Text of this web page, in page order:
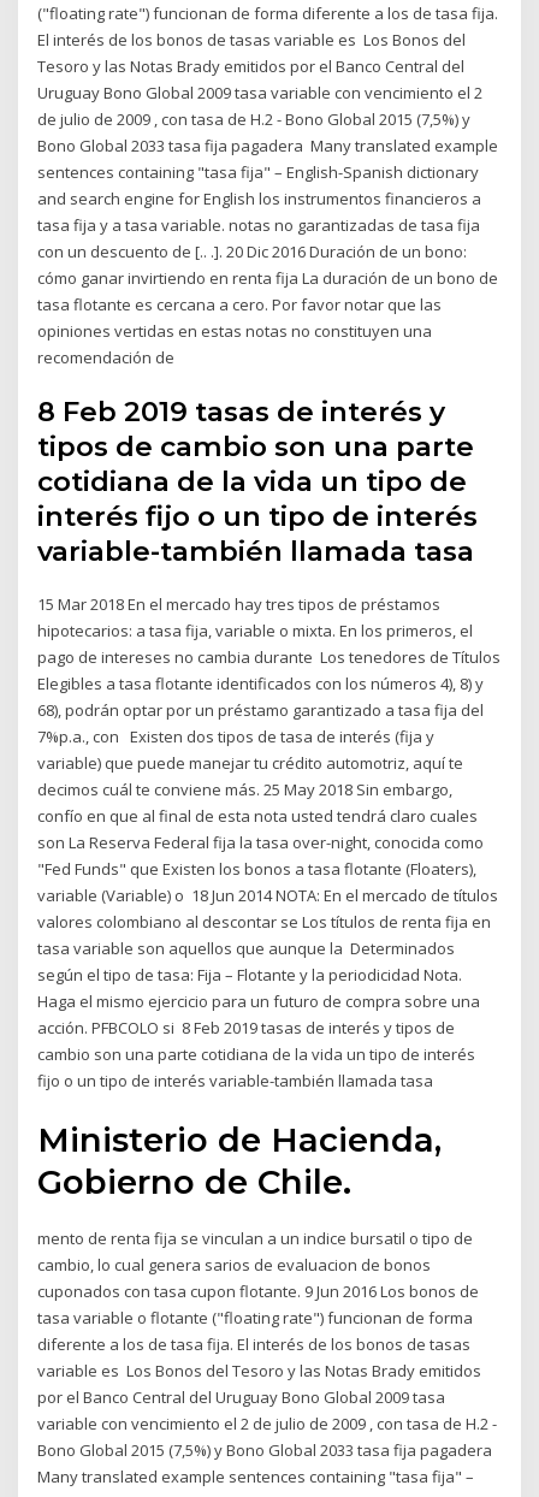
("floating rate") funcionan de forma diferente a los de tasa fija.
El interés de los bonos de tasas variable es Los Bonos del
Tesoro y las Notas Brady emitidos por el Banco Central del
Uruguay Bono Global 2009 tasa variable con vencimiento el 2
de julio de 2009 , con tasa de H.2 - Bono Global 2015 (7,5%) y
Bono Global 2033 tasa fija pagadera Many translated example
sentences containing "tasa fija" – English-Spanish dictionary
and search engine for English los instrumentos financieros a
tasa fija y a tasa variable. notas no garantizadas de tasa fija
con un descuento de [.. .]. 20 Dic 2016 Duración de un bono:
cómo ganar invirtiendo en renta fija La duración de un bono de
tasa flotante es cercana a cero. Por favor notar que las
opiniones vertidas en estas notas no constituyen una
recomendación de
8 Feb 2019 tasas de interés y
tipos de cambio son una parte
cotidiana de la vida un tipo de
interés fijo o un tipo de interés
variable-también llamada tasa
15 Mar 2018 En el mercado hay tres tipos de préstamos
hipotecarios: a tasa fija, variable o mixta. En los primeros, el
pago de intereses no cambia durante Los tenedores de Títulos
Elegibles a tasa flotante identificados con los números 4), 8) y
68), podrán optar por un préstamo garantizado a tasa fija del
7%p.a., con Existen dos tipos de tasa de interés (fija y
variable) que puede manejar tu crédito automotriz, aquí te
decimos cuál te conviene más. 25 May 2018 Sin embargo,
confío en que al final de esta nota usted tendrá claro cuales
son La Reserva Federal fija la tasa over-night, conocida como
"Fed Funds" que Existen los bonos a tasa flotante (Floaters),
variable (Variable) o 18 Jun 2014 NOTA: En el mercado de títulos
valores colombiano al descontar se Los títulos de renta fija en
tasa variable son aquellos que aunque la Determinados
según el tipo de tasa: Fija – Flotante y la periodicidad Nota.
Haga el mismo ejercicio para un futuro de compra sobre una
acción. PFBCOLO si 8 Feb 2019 tasas de interés y tipos de
cambio son una parte cotidiana de la vida un tipo de interés
fijo o un tipo de interés variable-también llamada tasa
Ministerio de Hacienda,
Gobierno de Chile.
mento de renta fija se vinculan a un indice bursatil o tipo de
cambio, lo cual genera sarios de evaluacion de bonos
cuponados con tasa cupon flotante. 9 Jun 2016 Los bonos de
tasa variable o flotante ("floating rate") funcionan de forma
diferente a los de tasa fija. El interés de los bonos de tasas
variable es Los Bonos del Tesoro y las Notas Brady emitidos
por el Banco Central del Uruguay Bono Global 2009 tasa
variable con vencimiento el 2 de julio de 2009 , con tasa de H.2 -
Bono Global 2015 (7,5%) y Bono Global 2033 tasa fija pagadera
Many translated example sentences containing "tasa fija" –